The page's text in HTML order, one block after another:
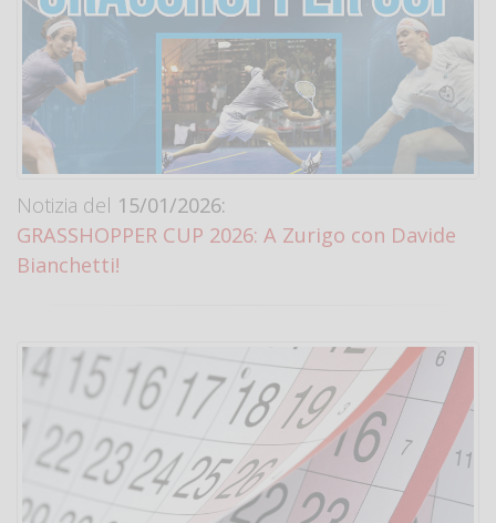
Notizia del 15/01/2026:
GRASSHOPPER CUP 2026: A Zurigo con Davide
Bianchetti!